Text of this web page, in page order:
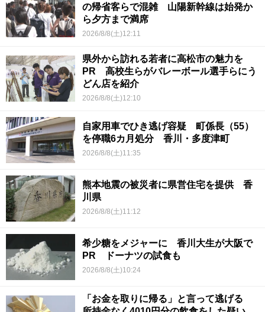
の帰省客らで混雑 山陽新幹線は始発か
ら夕方まで満席
2026/8/8(土)12:11
県外から訪れる若者に高松市の魅力を
PR 高校生らがバレーボール選手らにう
どん店を紹介
2026/8/8(土)12:10
自家用車でひき逃げ容疑 町係長（55）
を停職6カ月処分 香川・多度津町
2026/8/8(土)11:35
熊本地震の被災者に県営住宅を提供 香
川県
2026/8/8(土)11:12
希少糖をメジャーに 香川大生が大阪で
PR ドーナツの試食も
2026/8/8(土)10:24
「お金を取りに帰る」と言って逃げる